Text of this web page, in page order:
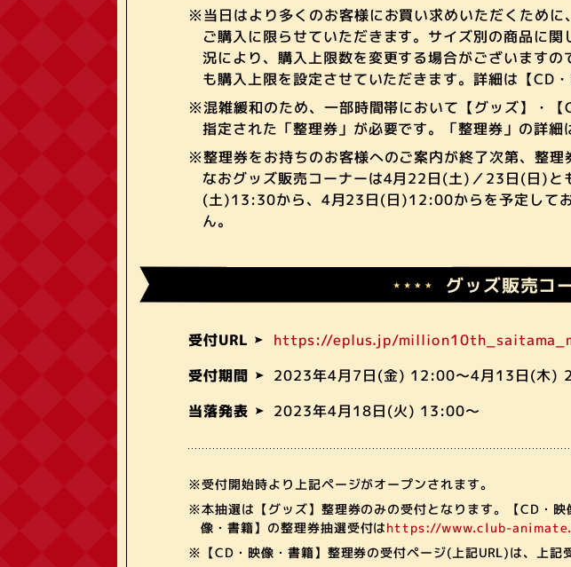
※当日はより多くのお客様にお買い求めいただくため
ご購入に限らせていただきます。サイズ別の商品に
況により、購入上限数を変更する場合がございます
も購入上限を設定させていただきます。詳細は【CD
※混雑緩和のため、一部時間帯において【グッズ】・
指定された「整理券」が必要です。「整理券」の詳細
※整理券をお持ちのお客様へのご案内が終了次第、整理
なおグッズ販売コーナーは4月22日(土)／23日(日)
(土)13:30から、4月23日(日)12:00からを予定して
ん。
グッズ販売コ
受付URL https://eplus.jp/
受付期間 2023年4月7日(金) 12:00～4月13日(木)
当落発表 2023年4月18日(火) 13:00～
※受付開始時より上記ページがオープンされます。
※本抽選は【グッズ】整理券のみの受付となります。【CD・
像・書籍】の整理券抽選受付はhttps://www.club-
※【CD・映像・書籍】整理券の受付ページ(上記URL)は、上記